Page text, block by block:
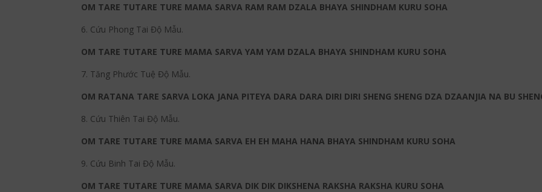
OM TARE TUTARE TURE MAMA SARVA RAM RAM DZALA BHAYA SHINDHAM KURU SOHA
6. Cứu Phong Tai Độ Mẫu.
OM TARE TUTARE TURE MAMA SARVA YAM YAM DZALA BHAYA SHINDHAM KURU SOHA
7. Tăng Phước Tuệ Độ Mẫu.
OM RATANA TARE SARVA LOKA JANA PITEYA DARA DARA DIRI DIRI SHENG SHENG DZA DZAANJIA NA BU
8. Cứu Thiên Tai Độ Mẫu.
OM TARE TUTARE TURE MAMA SARVA EH EH MAHA HANA BHAYA SHINDHAM KURU SOHA
9. Cứu Binh Tai Độ Mẫu.
OM TARE TUTARE TURE MAMA SARVA DIK DIK DIKSHENA RAKSHA RAKSHA KURU SOHA